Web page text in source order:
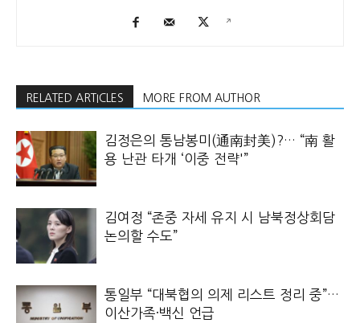
RELATED ARTICLES MORE FROM AUTHOR
김정은의 통남봉미(通南封美)?… “南 활
용 난관 타개 ‘이중 전략'”
김여정 “존중 자세 유지 시 남북정상회담
논의할 수도”
통일부 “대북협의 의제 리스트 정리 중”…
이산가족·백신 언급